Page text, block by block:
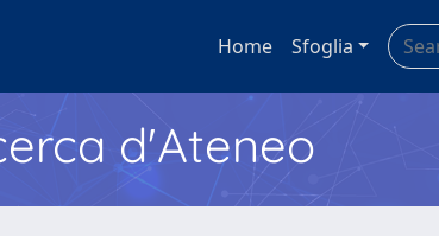
Home Sfoglia
d'Ateneo